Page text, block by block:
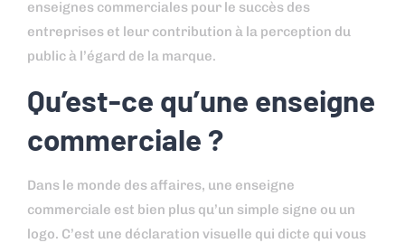
enseignes commerciales pour le succès des
entreprises et leur contribution à la perception du
public à l’égard de la marque.
Qu’est-ce qu’une enseigne
commerciale ?
Dans le monde des affaires, une enseigne
commerciale est bien plus qu’un simple signe ou un
logo. C’est une déclaration visuelle qui dicte qui vous